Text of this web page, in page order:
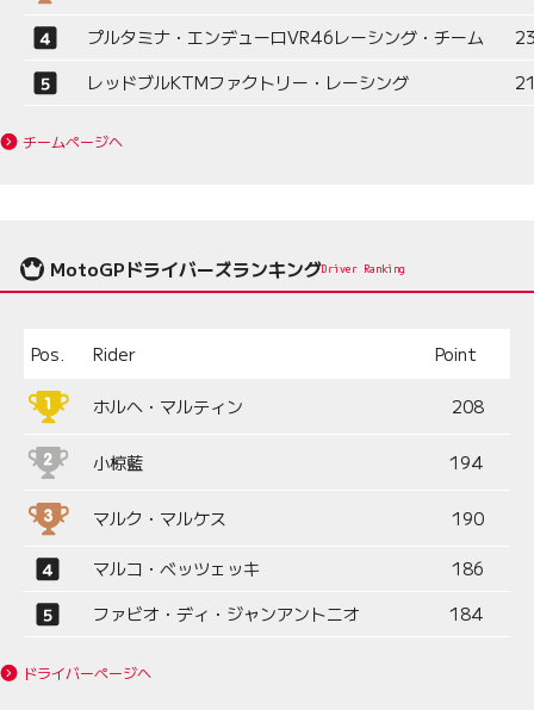
プルタミナ・エンデューロVR46レーシング・チーム
レッドブルKTMファクトリー・レーシング
チームページへ
MotoGPドライバーズランキングDriver Ranking
Pos. Rider Point
ホルヘ・マルティン 208
小椋藍 194
マルク・マルケス 190
マルコ・ベッツェッキ
186
ファビオ・ディ・ジャンアントニオ
184
ドライバーページへ